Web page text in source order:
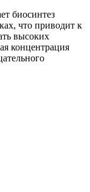
биосинтез
что приводит к
высоких
концентрация